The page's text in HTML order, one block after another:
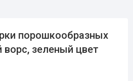
порошкообразных
зеленый цвет